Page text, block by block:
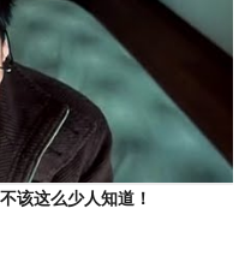
该这么少人知道！